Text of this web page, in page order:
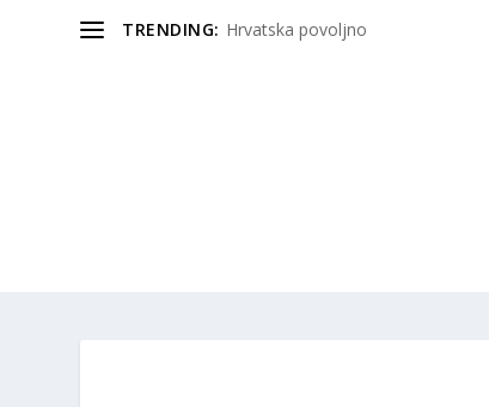
TRENDING: Hrvatska povoljno